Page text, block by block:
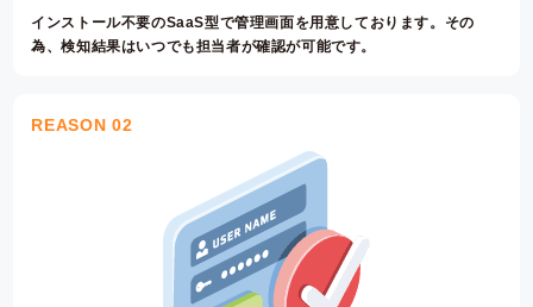
インストール不要のSaaS型で管理画面を用意しております。 その
為、検知結果はいつでも担当者が確認が可能です。
REASON 02